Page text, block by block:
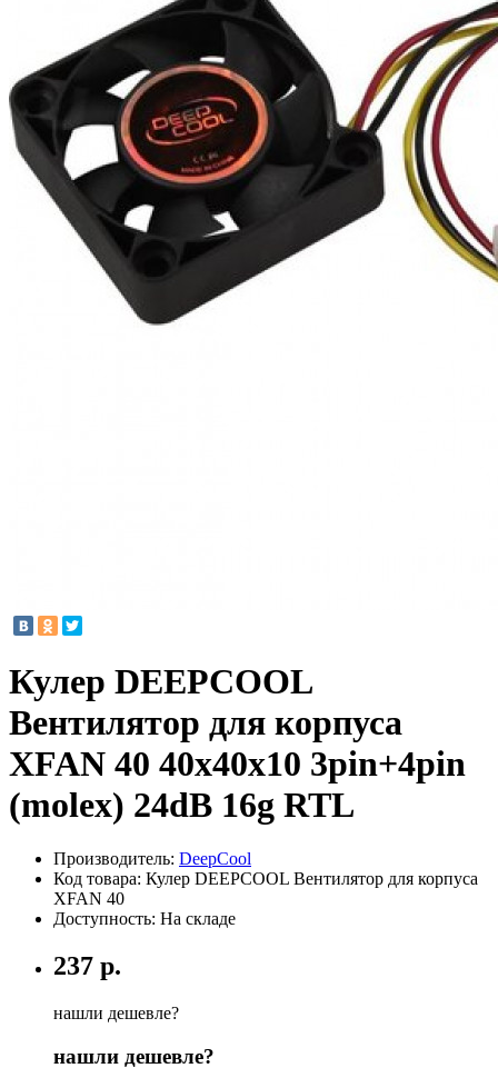
Кулер DEEPCOOL
Вентилятор для корпуса
XFAN 40 40x40x10 3pin+4pin
(molex) 24dB 16g RTL
Производитель: DeepCool
Код товара: Кулер DEEPCOOL Вентилятор для корпуса
XFAN 40
Доступность: На складе
237 р.
нашли дешевле?
нашли дешевле?